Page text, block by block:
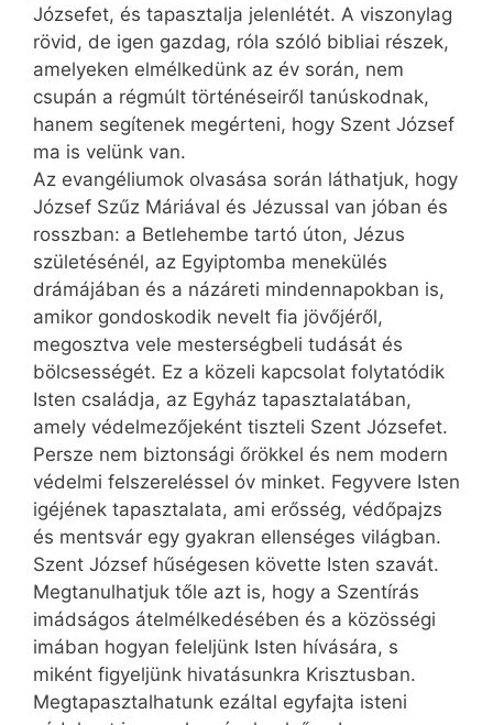
Józsefet, és tapasztalja jelenlétét. A viszonylag
rövid, de igen gazdag, róla szóló bibliai részek,
amelyeken elmélkedünk az év során, nem
csupán a régmúlt történéseiről tanúskodnak,
hanem segítenek megérteni, hogy Szent József
ma is velünk van.
Az evangéliumok olvasása során láthatjuk, hogy
József Szűz Máriával és Jézussal van jóban és
rosszban: a Betlehembe tartó úton, Jézus
születésénél, az Egyiptomba menekülés
drámájában és a názáreti mindennapokban is,
amikor gondoskodik nevelt fia jövőjéről,
megosztva vele mesterségbeli tudását és
bölcsességét. Ez a közeli kapcsolat folytatódik
Isten családja, az Egyház tapasztalatában,
amely védelmezőjeként tiszteli Szent Józsefet.
Persze nem biztonsági őrökkel és nem modern
védelmi felszereléssel óv minket. Fegyvere Isten
igéjének tapasztalata, ami erősség, védőpajzs
és mentsvár egy gyakran ellenséges világban.
Szent József hűségesen követte Isten szavát.
Megtanulhatjuk tőle azt is, hogy a Szentírás
imádságos átelmélkedésében és a közösségi
imában hogyan feleljünk Isten hívására, s
miként figyeljünk hivatásunkra Krisz­tusban.
Megtapasztalhatunk ezáltal egyfajta isteni